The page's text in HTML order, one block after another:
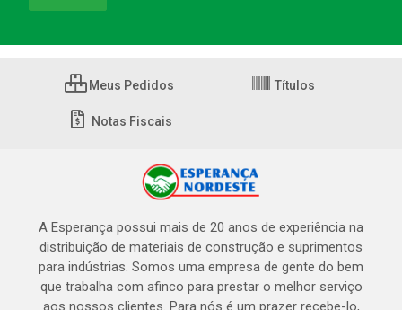
Meus Pedidos Títulos
Notas Fiscais
A Esperança possui mais de 20 anos de experiência na
distribuição de materiais de construção e suprimentos
para indústrias. Somos uma empresa de gente do bem
que trabalha com afinco para prestar o melhor serviço
aos nossos clientes. Para nós é um prazer recebe-lo,